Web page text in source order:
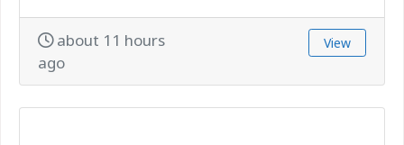
about 11 hours
ago
View